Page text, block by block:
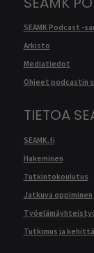
SEAMK Podcast -
Arkisto
Mediatiedot
Ohjeet podcastin
TIETOA
SEAMK.fi
Hakeminen
Tutkintokoulutus
Jatkuva oppiminen
Tutkimus ja